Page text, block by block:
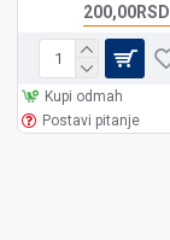
200,00RSD
Kupi odmah
Postavi pitanje